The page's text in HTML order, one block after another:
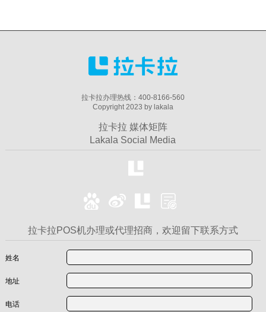
拉卡拉办理热线：400-8166-560
Copyright 2023 by lakala
拉卡拉 媒体矩阵
Lakala Social Media
拉卡拉POS机办理或代理招商，欢迎留下联系方式
姓名
地址
电话